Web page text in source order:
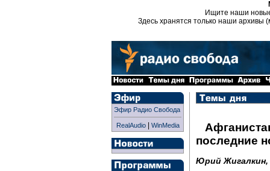
Ищите наши
Здесь хранятся только наши архивы
Эфир Радио Свобода
RealAudio| WinMedia
последние
Юрий Жигалкин,